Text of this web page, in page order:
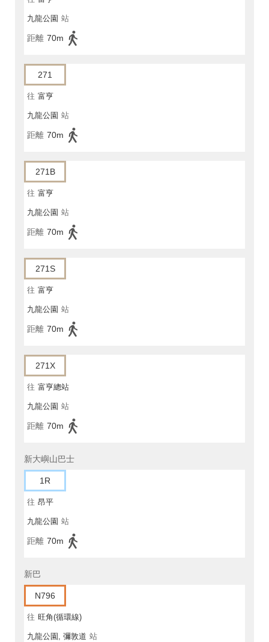
九龍公園 站
距離 70m
271
往 富亨
九龍公園 站
距離 70m
271B
往 富亨
九龍公園 站
距離 70m
271S
往 富亨
九龍公園 站
距離 70m
271X
往 富亨總站
九龍公園 站
距離 70m
新大嶼山巴士
1R
往 昂平
九龍公園 站
距離 70m
新巴
N796
往 旺角(循環線)
九龍公園, 彌敦道 站